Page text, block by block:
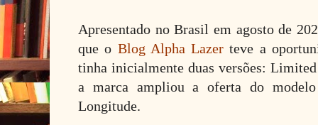
Apresentado no Brasil em agosto de
que o Blog Alpha Lazer teve a
tinha inicialmente duas versões:
a marca ampliou a oferta do
Longitude.